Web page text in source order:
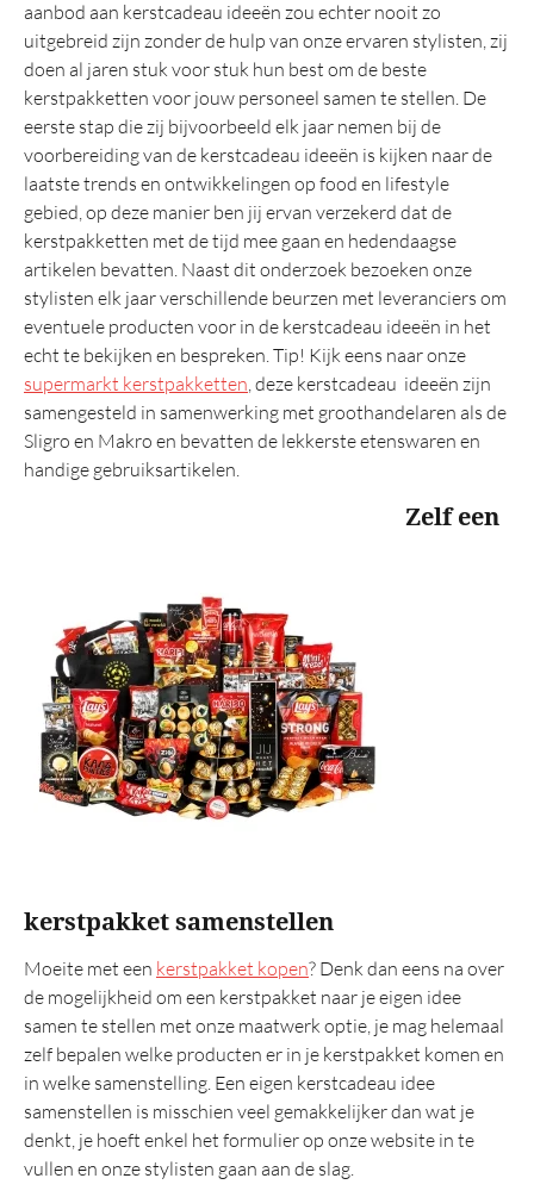
TOP 20
Belastingregels
aanbod aan kerstcadeau ideeën zou echter nooit zo
uitgebreid zijn zonder de hulp van onze ervaren stylisten, zij
doen al jaren stuk voor stuk hun best om de beste
kerstpakketten voor jouw personeel samen te stellen. De
eerste stap die zij bijvoorbeeld elk jaar nemen bij de
voorbereiding van de kerstcadeau ideeën is kijken naar de
laatste trends en ontwikkelingen op food en lifestyle
gebied, op deze manier ben jij ervan verzekerd dat de
kerstpakketten met de tijd mee gaan en hedendaagse
artikelen bevatten. Naast dit onderzoek bezoeken onze
stylisten elk jaar verschillende beurzen met leveranciers om
eventuele producten voor in de kerstcadeau ideeën in het
echt te bekijken en bespreken. Tip! Kijk eens naar onze
supermarkt kerstpakketten, deze kerstcadeau ideeën zijn
samengesteld in samenwerking met groothandelaren als de
Sligro en Makro en bevatten de lekkerste etenswaren en
handige gebruiksartikelen.
Zelf een
kerstpakket samenstellen
Moeite met een kerstpakket kopen? Denk dan eens na over
de mogelijkheid om een kerstpakket naar je eigen idee
samen te stellen met onze maatwerk optie, je mag helemaal
zelf bepalen welke producten er in je kerstpakket komen en
in welke samenstelling. Een eigen kerstcadeau idee
samenstellen is misschien veel gemakkelijker dan wat je
denkt, je hoeft enkel het formulier op onze website in te
vullen en onze stylisten gaan aan de slag.